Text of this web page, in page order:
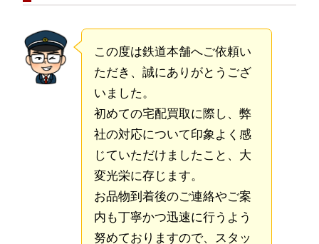
この度は鉄道本舗へご依頼い
ただき、誠にありがとうござ
いました。
初めての宅配買取に際し、弊
社の対応について印象よく感
じていただけましたこと、大
変光栄に存じます。
お品物到着後のご連絡やご案
内も丁寧かつ迅速に行うよう
努めておりますので、スタッ